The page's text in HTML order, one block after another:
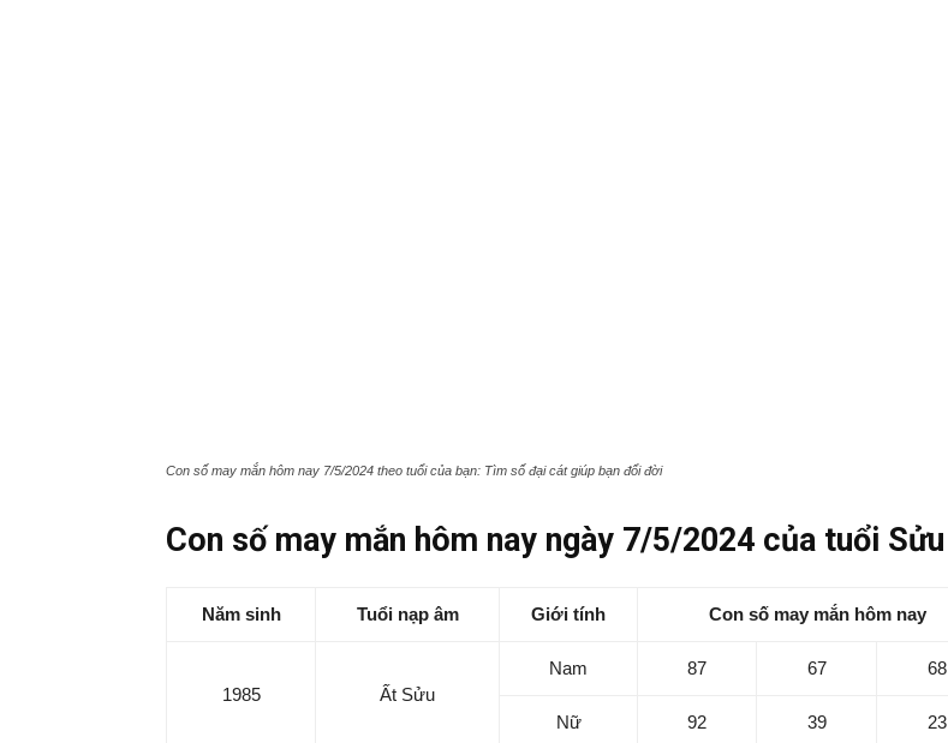
Con số may mắn hôm nay 7/5/2024 theo tuổi của bạn: Tìm số đại cát giúp bạn đổi đời
Con số may mắn hôm nay ngày 7/5/2024 của tuổi Sửu
Năm sinh Tuổi nạp âm Giới tính Con số may mắn hôm nay
1985 Ất Sửu
Nam 87 67 68
Nữ 92 39 23